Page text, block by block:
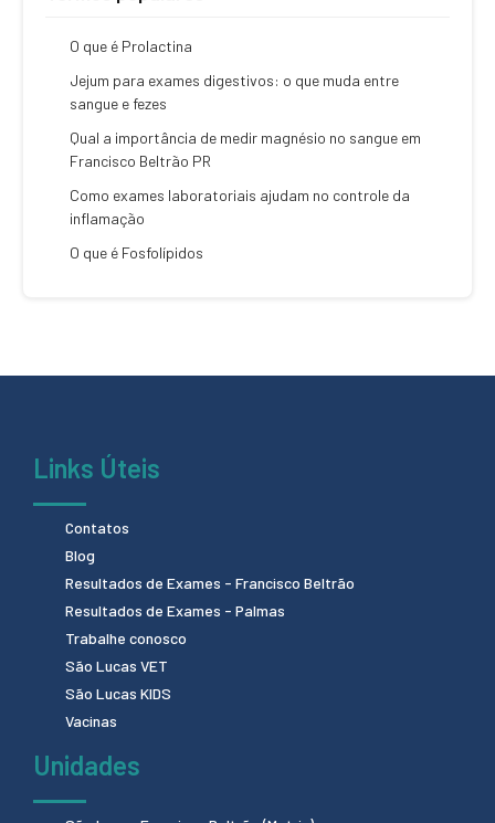
O que é Prolactina
Jejum para exames digestivos: o que muda entre
sangue e fezes
Qual a importância de medir magnésio no sangue em
Francisco Beltrão PR
Como exames laboratoriais ajudam no controle da
inflamação
O que é Fosfolípidos
Links Úteis
Contatos
Blog
Resultados de Exames - Francisco Beltrão
Resultados de Exames - Palmas
Trabalhe conosco
São Lucas VET
São Lucas KIDS
Vacinas
Unidades